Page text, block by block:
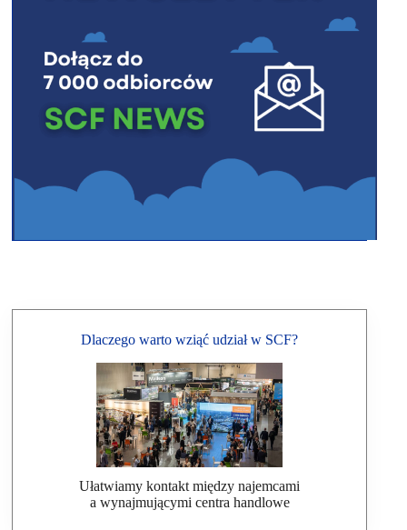
Dlaczego warto wziąć udział w SCF?
Ułatwiamy kontakt między najemcami
a wynajmującymi centra handlowe